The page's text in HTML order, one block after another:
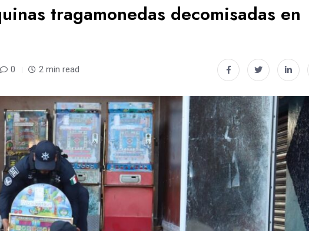
tragamonedas decomisadas en
0 2 min read